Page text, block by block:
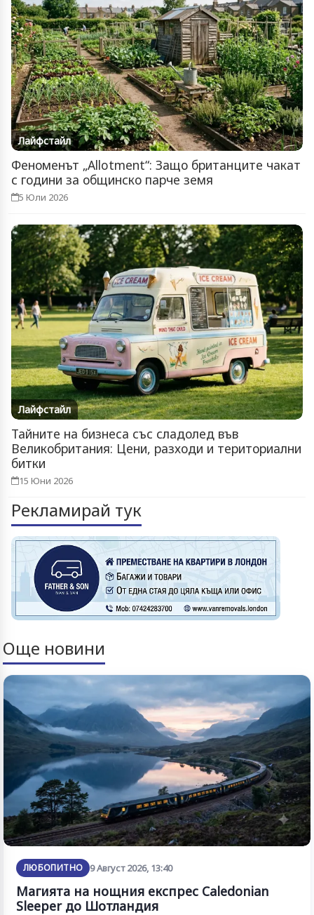
Лайфстайл
Феноменът „Allotment“: Защо британците чакат
с години за общинско парче земя
5 Юли 2026
Лайфстайл
Тайните на бизнеса със сладолед във
Великобритания: Цени, разходи и териториални
битки
15 Юни 2026
Рекламирай тук
Още новини
ЛЮБОПИТНО 9 Август 2026, 13:40
Магията на нощния експрес Caledonian
Sleeper до Шотландия